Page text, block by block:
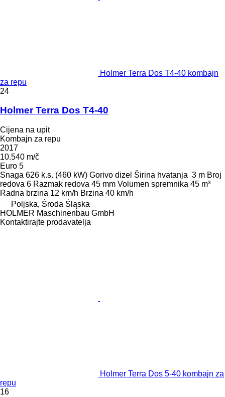
Holmer Terra Dos T4-40 kombajn
za repu
24
Holmer Terra Dos T4-40
Cijena na upit
Kombajn za repu
2017
10.540 m/č
Euro 5
Snaga 626 k.s. (460 kW) Gorivo dizel Širina hvatanja 3 m Broj
redova 6 Razmak redova 45 mm Volumen spremnika 45 m³
Radna brzina 12 km/h Brzina 40 km/h
Poljska, Środa Śląska
HOLMER Maschinenbau GmbH
Kontaktirajte prodavatelja
Holmer Terra Dos 5-40 kombajn za
repu
16